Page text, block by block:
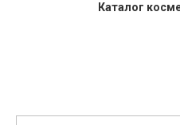
Каталог